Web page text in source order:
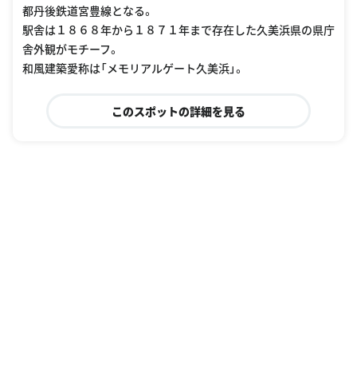
都丹後鉄道宮豊線となる。
駅舎は１８６８年から１８７１年まで存在した久美浜県の県庁
舎外観がモチーフ。
和風建築愛称は「メモリアルゲート久美浜」。
このスポットの詳細を見る